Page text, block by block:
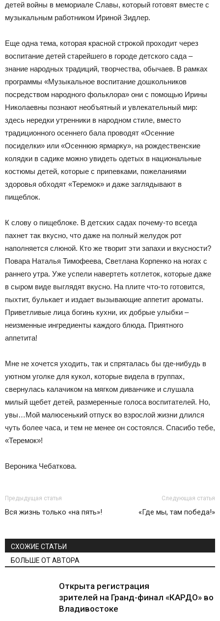
детей войны в мемориале Славы, который готовят вместе с
музыкальным работником Ириной Зидлер.
Еще одна тема, которая красной строкой проходит через
воспитание детей старейшего в городе детского сада –
знание народных традиций, творчества, обычаев. В рамках
программы «Музыкальное воспитание дошкольников
посредством народного фольклора» они с помощью Ирины
Николаевны познают необъятный и увлекательный мир:
здесь нередки утренники в народном стиле, вместо
традиционного осеннего бала проводят «Осенние
посиделки» или «Осеннюю ярмарку», на рождественские
колядки в садике можно увидеть одетых в национальные
костюмы детей, которые с припевками, пожеланиями
здоровья обходят «Теремок» и даже заглядывают в
пищеблок.
К слову о пищеблоке. В детских садах почему-то всегда
пахнет так вкусно, что даже на полный желудок рот
наполняется слюной. Кто же творит эти запахи и вкусности?
Повара Наталья Тимофеева, Светлана Корпенко на ногах с
раннего утра. Уже успели навертеть котлеток, которые даже
в сыром виде выглядят вкусно. На плите что-то готовится,
пыхтит, булькает и издает вызывающие аппетит ароматы.
Приветливые лица богинь кухни, их добрые улыбки –
неизменные ингредиенты каждого блюда. Приятного
аппетита!
Мне не хочется уходить, так и спряталась бы где-нибудь в
уютном уголке для кукол, которые видела в группах,
свернулась калачиком на мягком диванчике и слушала
милый щебет детей, размеренные голоса воспитателей. Но,
увы…Мой малюсенький отпуск во взрослой жизни длился
чуть более часа, и тем не менее он состоялся. Спасибо тебе,
«Теремок»!
Вероника Чебаткова.
Предыдущая статья
Вся жизнь только «на пять»!
Следующая статья
«Где мы, там победа!»
СХОЖИЕ СТАТЬИ
БОЛЬШЕ ОТ АВТОРА
Открыта регистрация
зрителей на Гранд-финал «КАРДО» во
Владивостоке